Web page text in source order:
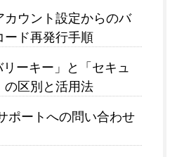
カウント設定からのバ
ード再発行手順
リーキー」と「セキュ
の区別と活用法
ポートへの問い合わせ